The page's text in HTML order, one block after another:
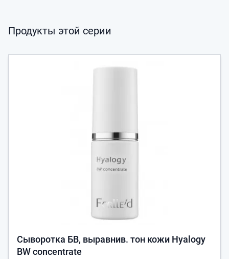
Продукты этой серии
Сыворотка БВ, выравнив. тон кожи Hyalogy
BW concentrate